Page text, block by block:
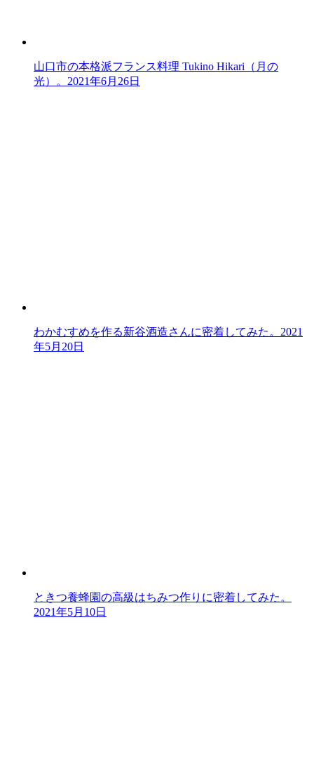
山口市の本格派フランス料理 Tukino Hikari（月の
光）。 2021年6月26日
わかむすめを作る新谷酒造さんに密着してみた。 2021
年5月20日
ときつ養蜂園の高級はちみつ作りに密着してみた。
2021年5月10日